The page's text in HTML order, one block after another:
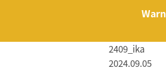
2409_ika
2024.09.05